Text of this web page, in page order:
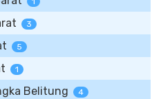
3
5
1
Belitung 4